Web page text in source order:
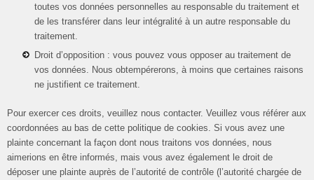
toutes vos données personnelles au responsable du traitement et
de les transférer dans leur intégralité à un autre responsable du
traitement.
Droit d’opposition : vous pouvez vous opposer au traitement de
vos données. Nous obtempérerons, à moins que certaines raisons
ne justifient ce traitement.
Pour exercer ces droits, veuillez nous contacter. Veuillez vous référer aux
coordonnées au bas de cette politique de cookies. Si vous avez une
plainte concernant la façon dont nous traitons vos données, nous
aimerions en être informés, mais vous avez également le droit de
déposer une plainte auprès de l’autorité de contrôle (l’autorité chargée de